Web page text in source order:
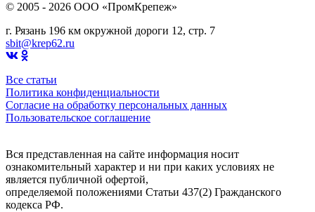
© 2005 - 2026 OOO «ПромКрепеж»
г. Рязань 196 км окружной дороги 12, стр. 7
sbit@krep62.ru
Все статьи
Политика конфиденциальности
Согласие на обработку персональных данных
Пользовательское соглашение
Вся представленная на сайте информация носит
ознакомительный характер и ни при каких условиях не
является публичной офертой,
определяемой положениями Статьи 437(2) Гражданского
кодекса РФ.